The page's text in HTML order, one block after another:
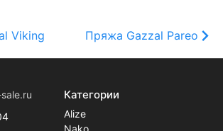
Viking Пряжа Gazzal Pareo
Категории
Alize